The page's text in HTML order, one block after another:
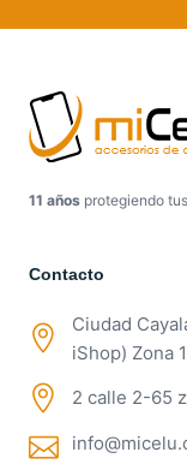
11 años protegiendo
Contacto
Ciudad
iShop) Zona
2 calle 2-65